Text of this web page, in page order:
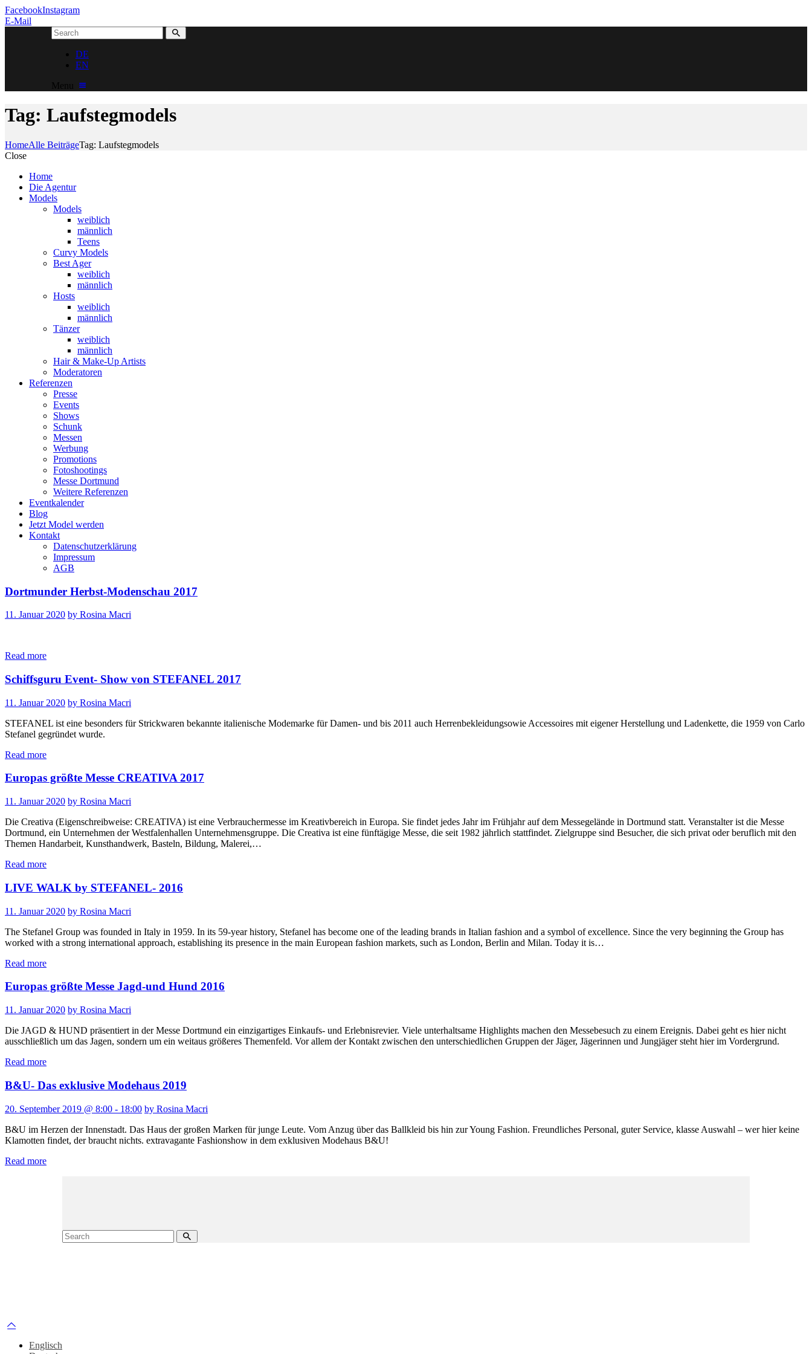
FacebookInstagram
E-Mail
DE
EN
Menu
Tag: Laufstegmodels
HomeAlle BeiträgeTag: Laufstegmodels
Close
Home
Die Agentur
Models
Models
weiblich
männlich
Teens
Curvy Models
Best Ager
weiblich
männlich
Hosts
weiblich
männlich
Tänzer
weiblich
männlich
Hair & Make-Up Artists
Moderatoren
Referenzen
Presse
Events
Shows
Schunk
Messen
Werbung
Promotions
Fotoshootings
Messe Dortmund
Weitere Referenzen
Eventkalender
Blog
Jetzt Model werden
Kontakt
Datenschutzerklärung
Impressum
AGB
Dortmunder Herbst-Modenschau 2017
11. Januar 2020 by Rosina Macri
Read more
Schiffsguru Event- Show von STEFANEL 2017
11. Januar 2020 by Rosina Macri
STEFANEL ist eine besonders für Strickwaren bekannte italienische Modemarke für Damen- und bis 2011 auch Herrenbekleidungsowie Accessoires mit eigener Herstellung und Ladenkette, die 1959 von Carlo
Stefanel gegründet wurde.
Read more
Europas größte Messe CREATIVA 2017
11. Januar 2020 by Rosina Macri
Die Creativa (Eigenschreibweise: CREATIVA) ist eine Verbrauchermesse im Kreativbereich in Europa. Sie findet jedes Jahr im Frühjahr auf dem Messegelände in Dortmund statt. Veranstalter ist die Messe
Dortmund, ein Unternehmen der Westfalenhallen Unternehmensgruppe. Die Creativa ist eine fünftägige Messe, die seit 1982 jährlich stattfindet. Zielgruppe sind Besucher, die sich privat oder beruflich mit den
Themen Handarbeit, Kunsthandwerk, Basteln, Bildung, Malerei,…
Read more
LIVE WALK by STEFANEL- 2016
11. Januar 2020 by Rosina Macri
The Stefanel Group was founded in Italy in 1959. In its 59-year history, Stefanel has become one of the leading brands in Italian fashion and a symbol of excellence. Since the very beginning the Group has
worked with a strong international approach, establishing its presence in the main European fashion markets, such as London, Berlin and Milan. Today it is…
Read more
Europas größte Messe Jagd-und Hund 2016
11. Januar 2020 by Rosina Macri
Die JAGD & HUND präsentiert in der Messe Dortmund ein einzigartiges Einkaufs- und Erlebnisrevier. Viele unterhaltsame Highlights machen den Messebesuch zu einem Ereignis. Dabei geht es hier nicht
ausschließlich um das Jagen, sondern um ein weitaus größeres Themenfeld. Vor allem der Kontakt zwischen den unterschiedlichen Gruppen der Jäger, Jägerinnen und Jungjäger steht hier im Vordergrund.
Read more
B&U- Das exklusive Modehaus 2019
20. September 2019 @ 8:00 - 18:00 by Rosina Macri
B&U im Herzen der Innenstadt. Das Haus der großen Marken für junge Leute. Vom Anzug über das Ballkleid bis hin zur Young Fashion. Freundliches Personal, guter Service, klasse Auswahl – wer hier keine
Klamotten findet, der braucht nichts. extravagante Fashionshow in dem exklusiven Modehaus B&U!
Read more
Englisch